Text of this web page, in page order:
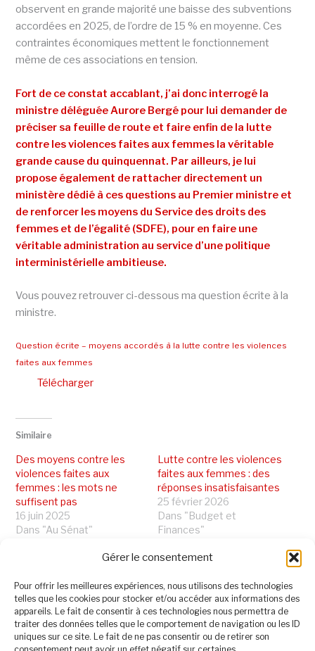
Gérer le consentement
Pour offrir les meilleures expériences, nous utilisons des technologies
telles que les cookies pour stocker et/ou accéder aux informations des
appareils. Le fait de consentir à ces technologies nous permettra de
traiter des données telles que le comportement de navigation ou les ID
uniques sur ce site. Le fait de ne pas consentir ou de retirer son
observent en grande majorité une baisse des subventions
accordées en 2025, de l’ordre de 15 % en moyenne. Ces
contraintes économiques mettent le fonctionnement
même de ces associations en tension.
Fort de ce constat accablant, j’ai donc interrogé la
ministre déléguée Aurore Bergé pour lui demander de
préciser sa feuille de route et faire enfin de la lutte
contre les violences faites aux femmes la véritable
grande cause du quinquennat. Par ailleurs, je lui
propose également de rattacher directement un
ministère dédié à ces questions au Premier ministre et
de renforcer les moyens du Service des droits des
femmes et de l’égalité (SDFE), pour en faire une
véritable administration au service d’une politique
interministérielle ambitieuse.
Vous pouvez retrouver ci-dessous ma question écrite à la
ministre.
Question écrite – moyens accordés à la lutte contre les violences
faites aux femmes
Télécharger
Similaire
Des moyens contre les
violences faites aux
femmes : les mots ne
suffisent pas
16 juin 2025
Dans "Au Sénat"
Lutte contre les violences
faites aux femmes : des
réponses insatisfaisantes
25 février 2026
Dans "Budget et
Finances"
A consommer sans
2025 !
1 janvier 2026
Dans "Elus et collectivités
territoriales"